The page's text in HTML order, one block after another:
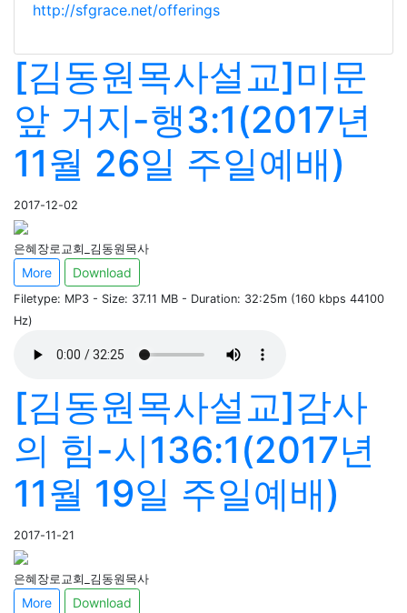
http://sfgrace.net/offerings
[김동원목사설교]미문
앞 거지-행3:1(2017년
11월 26일 주일예배)
2017-12-02
은혜장로교회_김동원목사
More Download
Filetype: MP3 - Size: 37.11 MB - Duration: 32:25m (160 kbps 44100
Hz)
[김동원목사설교]감사
의 힘-시136:1(2017년
11월 19일 주일예배)
2017-11-21
은혜장로교회_김동원목사
More Download